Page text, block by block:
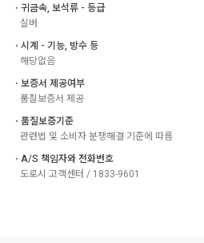
ㆍ귀금속, 보석류 - 등급
실버
ㆍ시계 - 기능, 방수 등
해당없음
ㆍ보증서 제공여부
품질보증서 제공
ㆍ품질보증기준
관련법 및 소비자 분쟁해결 기준에 따름
ㆍA/S 책임자와 전화번호
도로시 고객센터 / 1833-9601